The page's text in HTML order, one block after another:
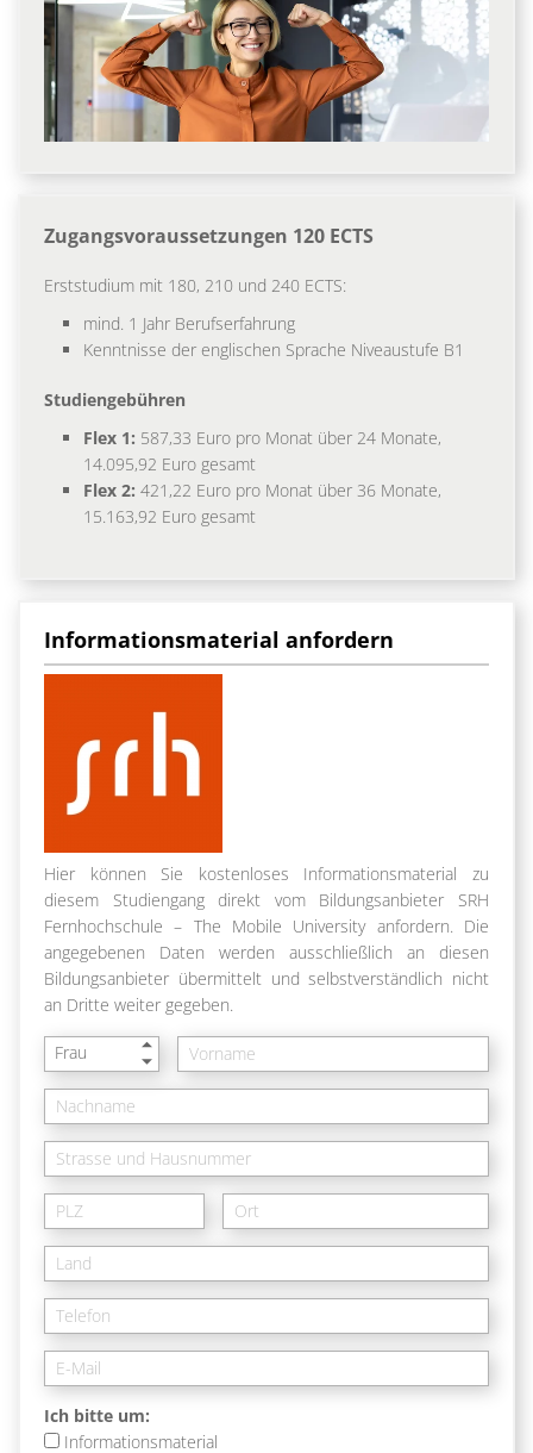
Zugangsvoraussetzungen 120 ECTS
Erststudium mit 180, 210 und 240 ECTS:
mind. 1 Jahr Berufserfahrung
Kenntnisse der englischen Sprache Niveaustufe B1
Studiengebühren
Flex 1: 587,33 Euro pro Monat über 24 Monate,
14.095,92 Euro gesamt
Flex 2: 421,22 Euro pro Monat über 36 Monate,
15.163,92 Euro gesamt
Informationsmaterial anfordern
Hier können Sie kostenloses Informationsmaterial zu
diesem Studiengang direkt vom Bildungsanbieter SRH
Fernhochschule – The Mobile University anfordern. Die
angegebenen Daten werden ausschließlich an diesen
Bildungsanbieter übermittelt und selbstverständlich nicht
an Dritte weiter gegeben.
Frau
Ich bitte um:
Informationsmaterial